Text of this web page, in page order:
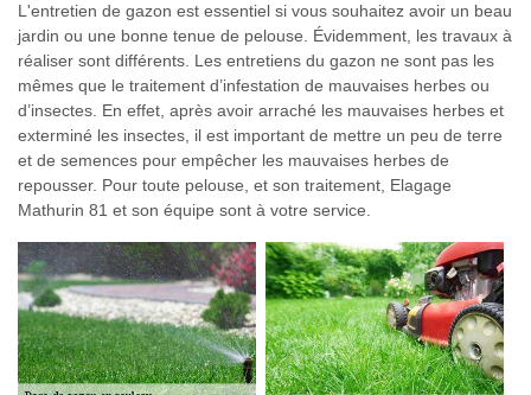
L'entretien de gazon est essentiel si vous souhaitez avoir un beau
jardin ou une bonne tenue de pelouse. Évidemment, les travaux à
réaliser sont différents. Les entretiens du gazon ne sont pas les
mêmes que le traitement d’infestation de mauvaises herbes ou
d’insectes. En effet, après avoir arraché les mauvaises herbes et
exterminé les insectes, il est important de mettre un peu de terre
et de semences pour empêcher les mauvaises herbes de
repousser. Pour toute pelouse, et son traitement, Elagage
Mathurin 81 et son équipe sont à votre service.